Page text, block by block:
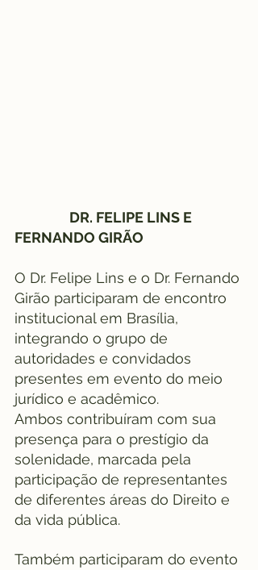
DR. FELIPE LINS E
FERNANDO GIRÃO
O Dr. Felipe Lins e o Dr. Fernando
Girão participaram de encontro
institucional em Brasília,
integrando o grupo de
autoridades e convidados
presentes em evento do meio
jurídico e acadêmico.
Ambos contribuíram com sua
presença para o prestígio da
solenidade, marcada pela
participação de representantes
de diferentes áreas do Direito e
da vida pública.
Também participaram do evento